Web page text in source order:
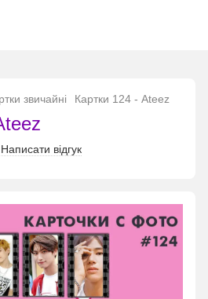
звичайні Картки 124 - Ateez
Написати відгук